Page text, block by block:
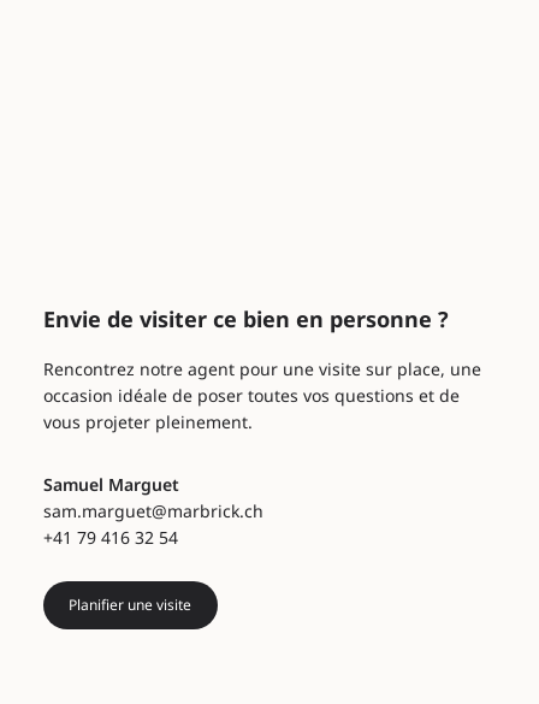
Envie de visiter ce bien en personne ?
Rencontrez notre agent pour une visite sur place, une
occasion idéale de poser toutes vos questions et de
vous projeter pleinement.
Samuel Marguet
sam.marguet@marbrick.ch
+41 79 416 32 54
Planifier une visite